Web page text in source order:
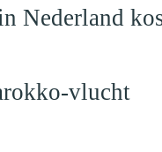
Nederland
vlucht